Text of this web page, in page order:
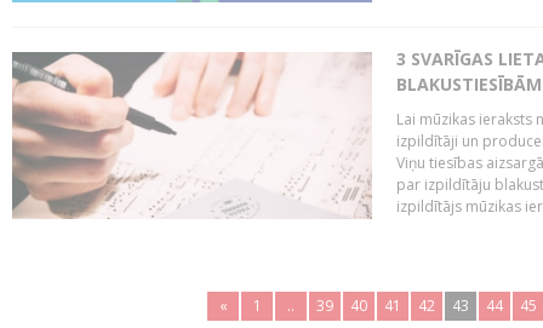
3 SVARĪGAS
BLAKUSTIESĪBĀM
Lai mūzikas ieraksts
izpildītāji un
Viņu tiesības
par izpildītāju
izpildītājs mūzikas
« 1 .. 39 40 41 42 43 44 45